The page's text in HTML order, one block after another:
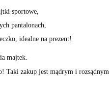
sportowe,
pantalonach,
idealne na prezent!
majtek.
Taki zakup jest mądrym i